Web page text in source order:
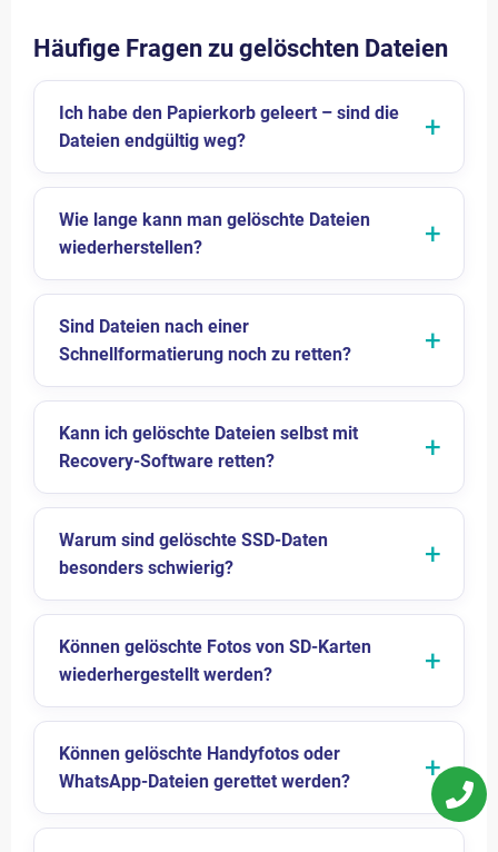
Häufige Fragen zu gelöschten Dateien
Ich habe den Papierkorb geleert – sind die
Dateien endgültig weg?
Wie lange kann man gelöschte Dateien
wiederherstellen?
Sind Dateien nach einer
Schnellformatierung noch zu retten?
Kann ich gelöschte Dateien selbst mit
Recovery-Software retten?
Warum sind gelöschte SSD-Daten
besonders schwierig?
Können gelöschte Fotos von SD-Karten
wiederhergestellt werden?
Können gelöschte Handyfotos oder
WhatsApp-Dateien gerettet werden?